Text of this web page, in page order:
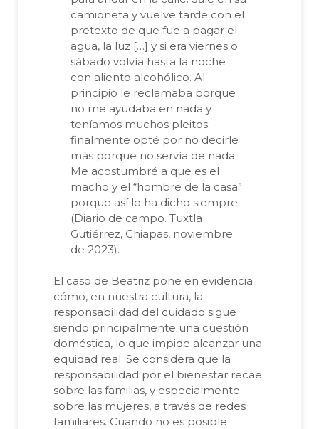
camioneta y vuelve tarde con el
pretexto de que fue a pagar el
agua, la luz […] y si era viernes o
sábado volvía hasta la noche
con aliento alcohólico. Al
principio le reclamaba porque
no me ayudaba en nada y
teníamos muchos pleitos;
finalmente opté por no decirle
más porque no servía de nada.
Me acostumbré a que es el
macho y el “hombre de la casa”
porque así lo ha dicho siempre
(Diario de campo. Tuxtla
Gutiérrez, Chiapas, noviembre
de 2023).
El caso de Beatriz pone en evidencia
cómo, en nuestra cultura, la
responsabilidad del cuidado sigue
siendo principalmente una cuestión
doméstica, lo que impide alcanzar una
equidad real. Se considera que la
responsabilidad por el bienestar recae
sobre las familias, y especialmente
sobre las mujeres, a través de redes
familiares. Cuando no es posible